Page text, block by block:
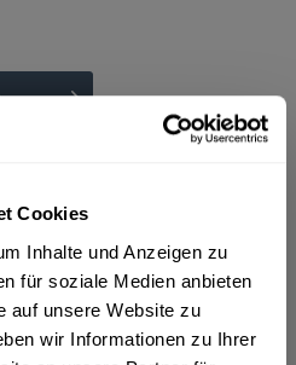
Cookies
Inhalte und Anzeigen zu
für soziale Medien anbieten
auf unsere Website zu
wir Informationen zu Ihrer
Cola